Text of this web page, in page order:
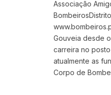
Associação
Gouveia desde
carreira no
atualmente as
Corpo de